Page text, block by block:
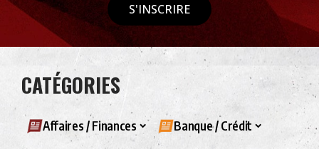
S'INSCRIRE
CATÉGORIES
Affaires / Finances Banque / Crédit